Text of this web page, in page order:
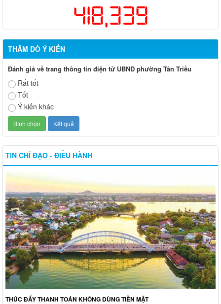
418,339
THĂM DÒ Ý KIẾN
Đánh giá về trang thông tin điện tử UBND phường Tân Triều
Rất tốt
Tốt
Ý kiến khác
TIN CHỈ ĐẠO - ĐIỀU HÀNH
THÚC ĐẨY THANH TOÁN KHÔNG DÙNG TIỀN MẶT